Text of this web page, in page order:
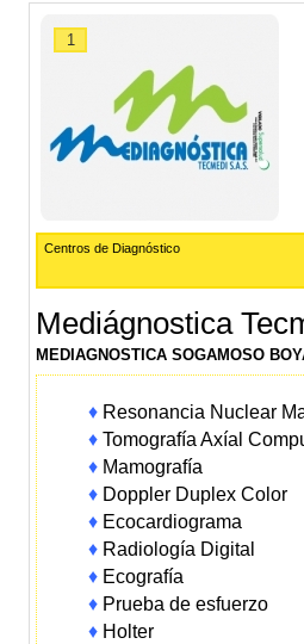
1
Centros de Diagnóstico
Mediágnostica
MEDIAGNOSTICA SOGAMOSO
♦ Resonancia Nuclear
♦ Tomografía Axíal
♦ Mamografía
♦ Doppler Duplex Color
♦ Ecocardiograma
♦ Radiología Digital
♦ Ecografía
♦ Prueba de esfuerzo
♦ Holter